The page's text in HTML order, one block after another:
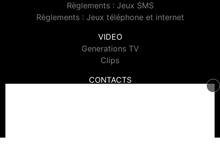
Règlements : Jeux SMS
Règlements : Jeux téléphone et internet
VIDEO
Generations TV
Clips
CONTACTS